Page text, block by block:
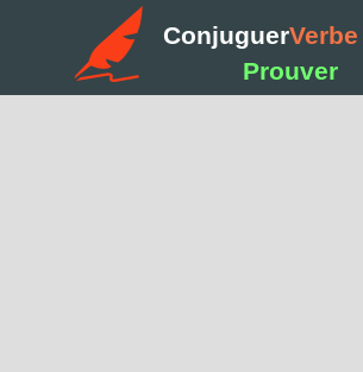
ConjuguerVerbe
Prouver